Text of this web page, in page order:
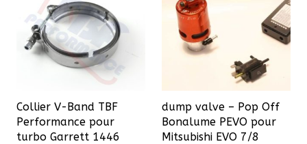
Collier V-Band TBF
Performance pour
turbo Garrett 1446
dump valve – Pop Off
Bonalume PEVO pour
Mitsubishi EVO 7/8